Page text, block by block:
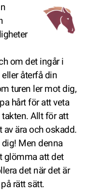
om det ingår i
återfå din
turen ler mot dig,
hårt för att veta
Allt för att
ära och oskadd.
Men denna
glömma att det
det när det är
rätt sätt.